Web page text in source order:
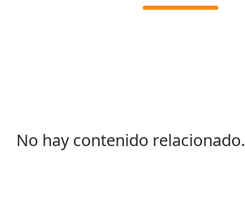
No hay contenido relacionado.